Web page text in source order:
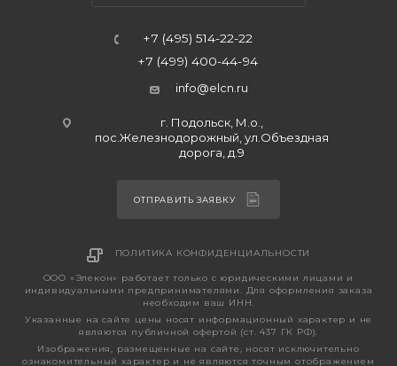
+7 (495) 514-22-22
+7 (499) 400-44-94
info@elcn.ru
г. Подольск, М.о.,
пос.Железнодорожный, ул.Объездная
дорога, д.9
ОТПРАВИТЬ ЗАЯВКУ
ПОЛИТИКА КОНФИДЕНЦИАЛЬНОСТИ
ООО «Элекон» работает только с юридическими лицами и
индивидуальными предпринимателями. Для оформления заказа
необходим ваш ИНН.
Указанные на сайте цены носят информационный характер и не
являются публичной офертой (ст. 437 ГК РФ).
Изображения, размещенные на сайте, носят исключительно
ознакомительный характер и не являются точным отображением